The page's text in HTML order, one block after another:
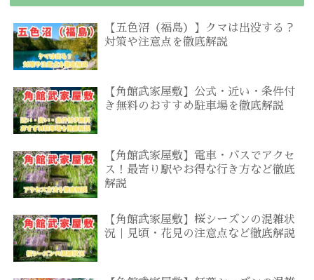
【五色沼（福島）】クマは出没する？
対策や注意点を徹底解説
【角館武家屋敷】公式・近い・条件付
き無料のおすすめ駐車場を徹底解説
【角館武家屋敷】電車・バスでアクセ
ス！最寄り駅やお得な行き方など徹底
解説
【角館武家屋敷】桜シーズンの混雑状
況｜見頃・花見の注意点など徹底解説